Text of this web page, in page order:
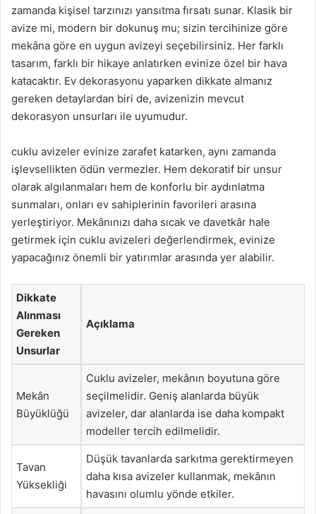
zamanda kişisel tarzınızı yansıtma fırsatı sunar. Klasik bir
avize mi, modern bir dokunuş mu; sizin tercihinize göre
mekâna göre en uygun avizeyi seçebilirsiniz. Her farklı
tasarım, farklı bir hikaye anlatırken evinize özel bir hava
katacaktır. Ev dekorasyonu yaparken dikkate almanız
gereken detaylardan biri de, avizenizin mevcut
dekorasyon unsurları ile uyumudur.
cuklu avizeler evinize zarafet katarken, aynı zamanda
işlevsellikten ödün vermezler. Hem dekoratif bir unsur
olarak algılanmaları hem de konforlu bir aydınlatma
sunmaları, onları ev sahiplerinin favorileri arasına
yerleştiriyor. Mekânınızı daha sıcak ve davetkâr hale
getirmek için cuklu avizeleri değerlendirmek, evinize
yapacağınız önemli bir yatırımlar arasında yer alabilir.
Dikkate
Alınması
Gereken
Unsurlar
Açıklama
Mekân
Büyüklüğü
Cuklu avizeler, mekânın boyutuna göre
seçilmelidir. Geniş alanlarda büyük
avizeler, dar alanlarda ise daha kompakt
modeller tercih edilmelidir.
Tavan
Yüksekliği
Düşük tavanlarda sarkıtma gerektirmeyen
daha kısa avizeler kullanmak, mekânın
havasını olumlu yönde etkiler.